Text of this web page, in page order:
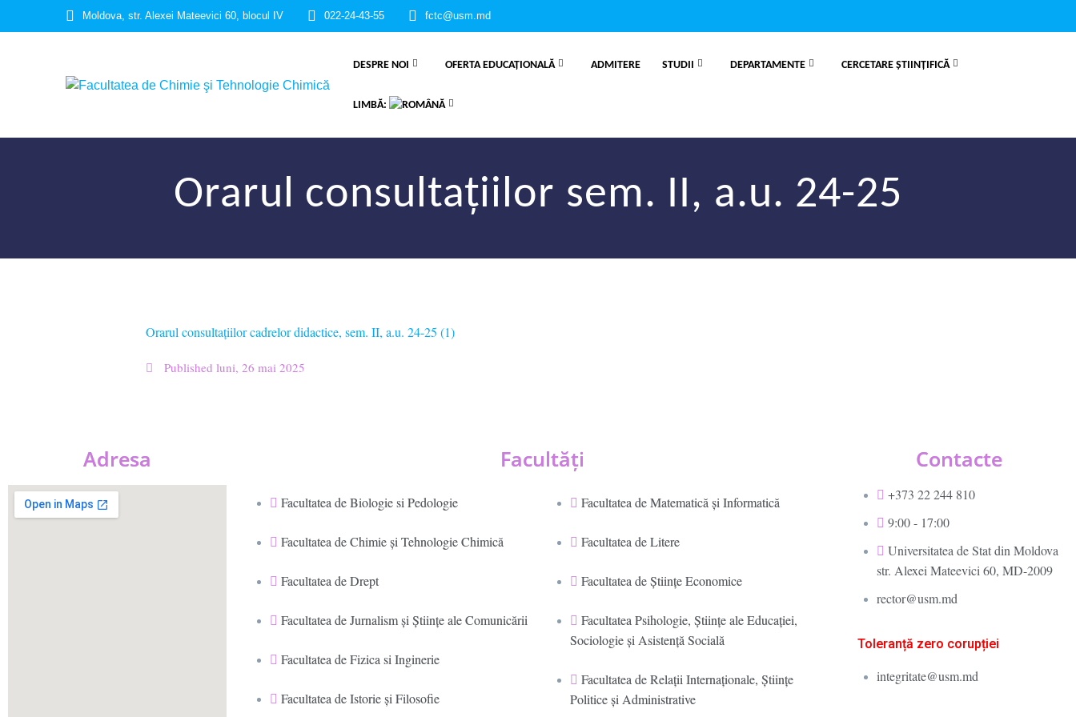
Moldova, str. Alexei Mateevici 60, blocul IV 022-24-43-55 fctc@usm.md
DESPRE NOI OFERTA EDUCAȚIONALĂ ADMITERE STUDII DEPARTAMENTE CERCETARE ŞTIINŢIFICĂ
LIMBĂ:
Orarul consultațiilor sem. II, a.u. 24-25
Orarul consultațiilor cadrelor didactice, sem. II, a.u. 24-25 (1)
Published luni, 26 mai 2025
Adresa Facultăţi
Facultatea de Biologie si Pedologie
Facultatea de Chimie şi Tehnologie Chimică
Facultatea de Drept
Facultatea de Jurnalism şi Ştiinţe ale Comunicării
Facultatea de Fizica si Inginerie
Facultatea de Istorie şi Filosofie
Facultatea de Matematică şi Informatică
Facultatea de Litere
Facultatea de Științe Economice
Facultatea Psihologie, Ştiinţe ale Educaţiei,
Sociologie și Asistență Socială
Facultatea de Relaţii Internaţionale, Ştiinţe
Politice şi Administrative
Contacte
+373 22 244 810
9:00 - 17:00
Universitatea de Stat din Moldova
str. Alexei Mateevici 60, MD-2009
rector@usm.md
Toleranță zero corupției
integritate@usm.md